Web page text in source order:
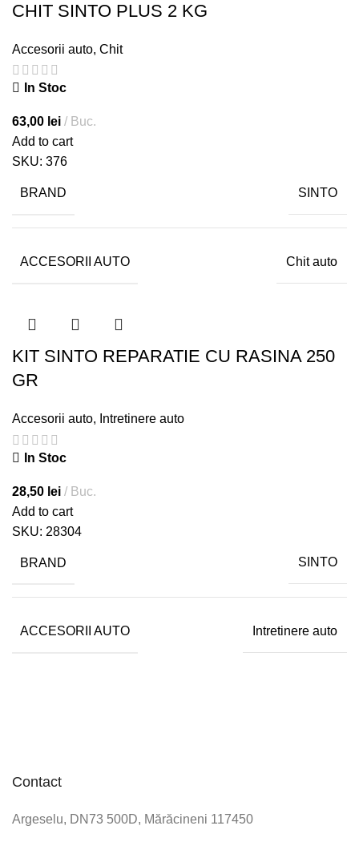
CHIT SINTO PLUS 2 KG
Accesorii auto, Chit
In Stoc
63,00 lei
Buc.
Add to cart
SKU: 376
BRAND SINTO
ACCESORII AUTO Chit auto
KIT SINTO REPARATIE CU RASINA 250
GR
Accesorii auto, Intretinere auto
In Stoc
28,50 lei
Buc.
Add to cart
SKU: 28304
BRAND SINTO
ACCESORII AUTO Intretinere auto
Contact
Argeselu, DN73 500D, Mărăcineni 117450